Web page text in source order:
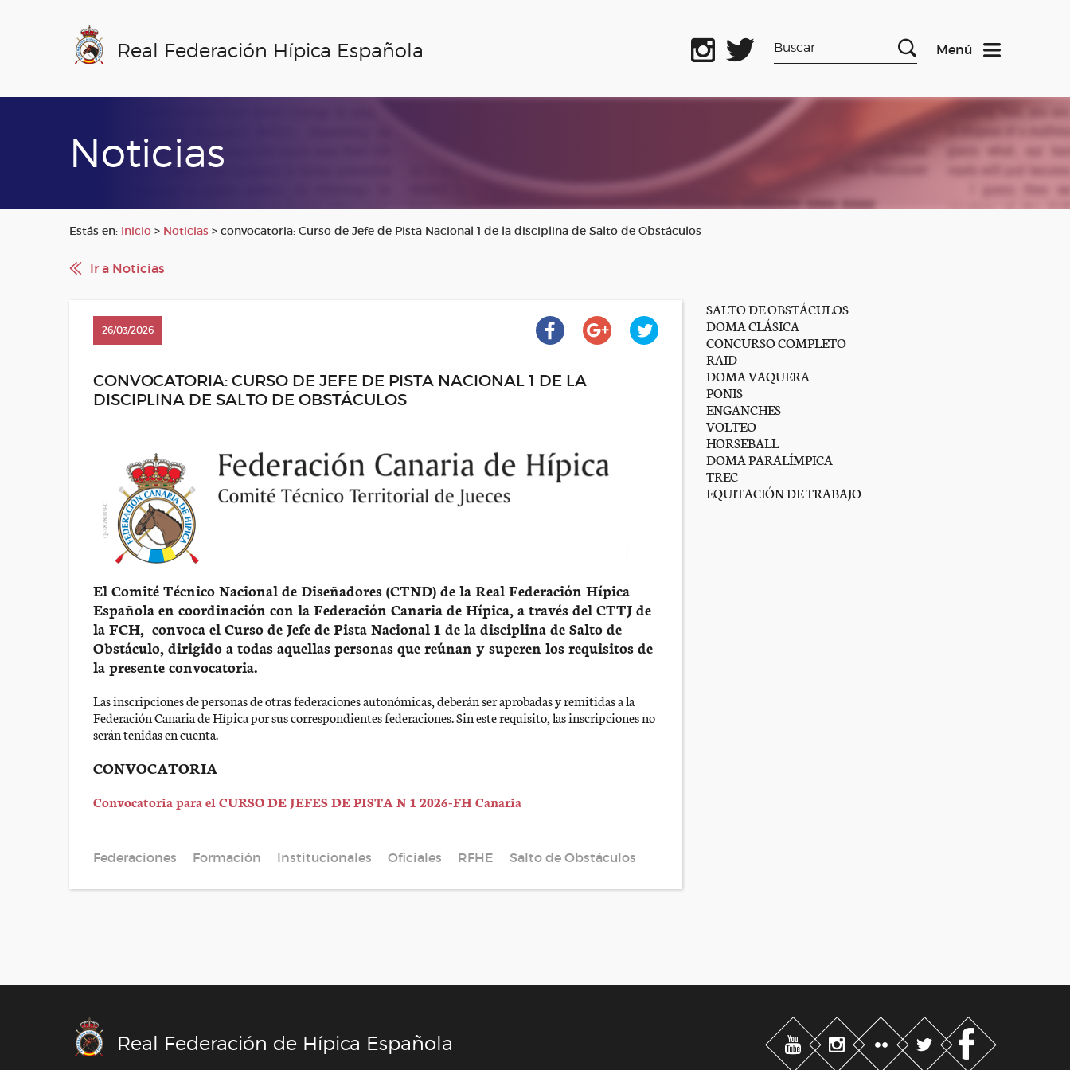
Real Federación Hípica Española Menú
Noticias
Estás en: Inicio > Noticias > convocatoria: Curso de Jefe de Pista Nacional 1 de la disciplina de Salto de Obstáculos
Ir a Noticias
26/03/2026
CONVOCATORIA: CURSO DE JEFE DE PISTA NACIONAL 1 DE LA
DISCIPLINA DE SALTO DE OBSTÁCULOS
El Comité Técnico Nacional de Diseñadores (CTND) de la Real Federación Hípica
Española en coordinación con la Federación Canaria de Hípica, a través del CTTJ de
la FCH, convoca el Curso de Jefe de Pista Nacional 1 de la disciplina de Salto de
Obstáculo, dirigido a todas aquellas personas que reúnan y superen los requisitos de
la presente convocatoria.
Las inscripciones de personas de otras federaciones autonómicas, deberán ser aprobadas y remitidas a la
Federación Canaria de Hípica por sus correspondientes federaciones. Sin este requisito, las inscripciones no
serán tenidas en cuenta.
CONVOCATORIA
Convocatoria para el CURSO DE JEFES DE PISTA N 1 2026-FH Canaria
Federaciones Formación Institucionales Oficiales RFHE Salto de Obstáculos
SALTO DE OBSTÁCULOS
DOMA CLÁSICA
CONCURSO COMPLETO
RAID
DOMA VAQUERA
PONIS
ENGANCHES
VOLTEO
HORSEBALL
DOMA PARALÍMPICA
TREC
EQUITACIÓN DE TRABAJO
Real Federación de Hípica Española